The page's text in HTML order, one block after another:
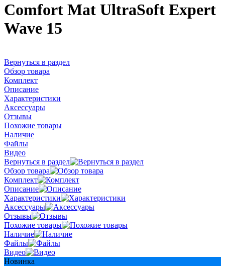
Comfort Mat UltraSoft Expert
Wave 15
Вернуться в раздел
Обзор товара
Комплект
Описание
Характеристики
Аксессуары
Отзывы
Похожие товары
Наличие
Файлы
Видео
Вернуться в раздел
Обзор товара
Комплект
Описание
Характеристики
Аксессуары
Отзывы
Похожие товары
Наличие
Файлы
Видео
Новинка